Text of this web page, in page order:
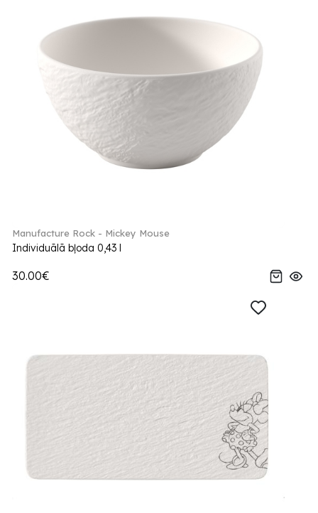
Manufacture Rock - Mickey Mouse
Individuālā bļoda 0,43 l
30.00€